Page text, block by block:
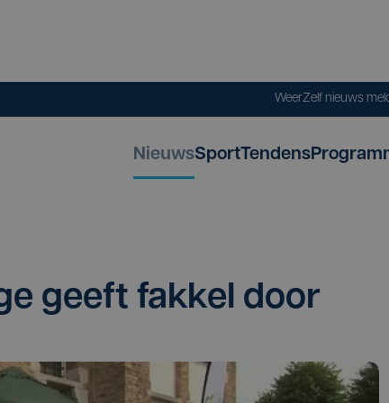
WeerZelf nieuws
NieuwsSportTendens
geeft fak­kel door